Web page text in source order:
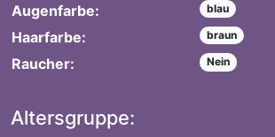
Augenfarbe: blau
Haarfarbe: braun
Raucher: Nein
Altersgruppe: